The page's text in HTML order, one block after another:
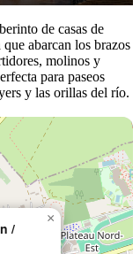
de casas de
abarcan los brazos
molinos y
para paseos
y las orillas del río.
/
×